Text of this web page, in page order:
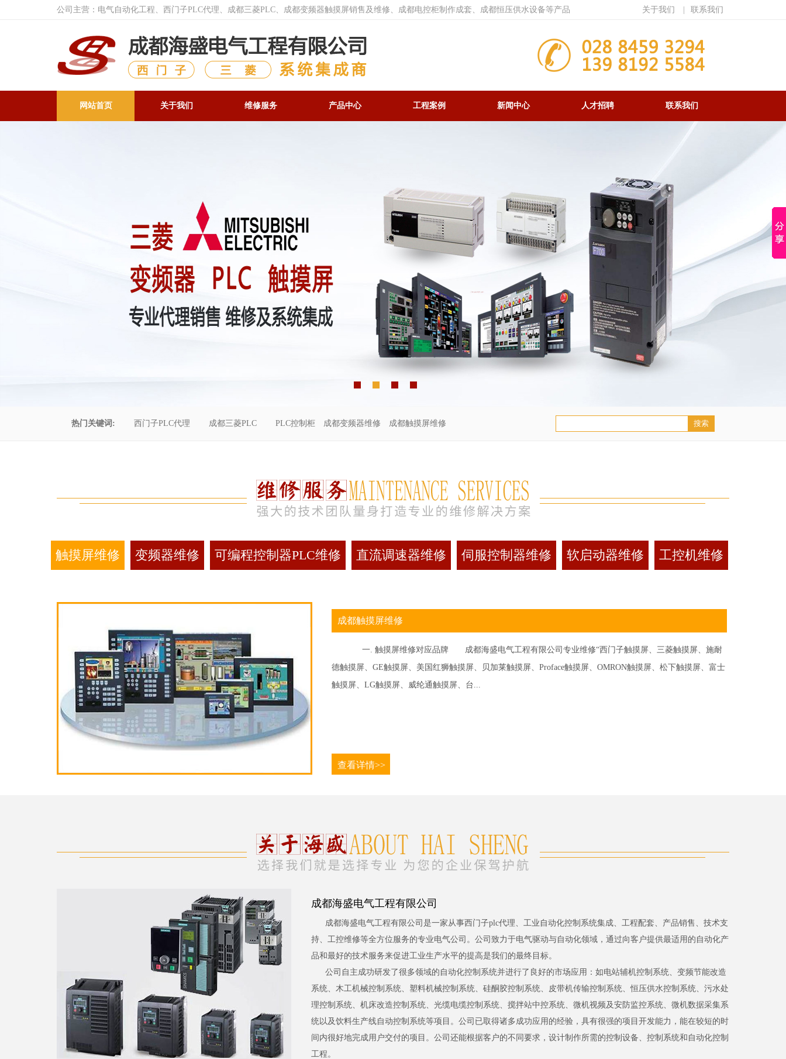
公司主营：电气自动化工程、西门子PLC代理、成都三菱PLC、成都变频器触摸屏销售及维修、成都电控柜制作成套、成都恒压供水设备等产品 关于我们 联系我们
网站首页 关于我们 维修服务 产品中心 工程案例 新闻中心 人才招聘 联系我们
热门关键词: 西门子PLC代理 成都三菱PLC PLC控制柜 成都变频器维修 成都触摸屏维修
触摸屏维修 变频器维修 可编程控制器PLC维修 直流调速器维修 伺服控制器维修 软启动器维修 工控机维修
成都触摸屏维修
一. 触摸屏维修对应品牌 成都海盛电气工程有限公司专业维修“西门子触摸屏、三菱触摸屏、施耐
德触摸屏、GE触摸屏、美国红狮触摸屏、贝加莱触摸屏、Proface触摸屏、OMRON触摸屏、松下触摸屏、富士
触摸屏、LG触摸屏、威纶通触摸屏、台...
查看详情>>
成都海盛电气工程有限公司
成都海盛电气工程有限公司是一家从事西门子plc代理、工业自动化控制系统集成、工程配套、产品销售、技术支
持、工控维修等全方位服务的专业电气公司。公司致力于电气驱动与自动化领域，通过向客户提供最适用的自动化产
品和最好的技术服务来促进工业生产水平的提高是我们的最终目标。
公司自主成功研发了很多领域的自动化控制系统并进行了良好的市场应用：如电站辅机控制系统、变频节能改造
系统、木工机械控制系统、塑料机械控制系统、硅酮胶控制系统、皮带机传输控制系统、恒压供水控制系统、污水处
理控制系统、机床改造控制系统、光缆电缆控制系统、搅拌站中控系统、微机视频及安防监控系统、微机数据采集系
统以及饮料生产线自动控制系统等项目。公司已取得诸多成功应用的经验，具有很强的项目开发能力，能在较短的时
间内很好地完成用户交付的项目。公司还能根据客户的不同要求，设计制作所需的控制设备、控制系统和自动化控制
工程。